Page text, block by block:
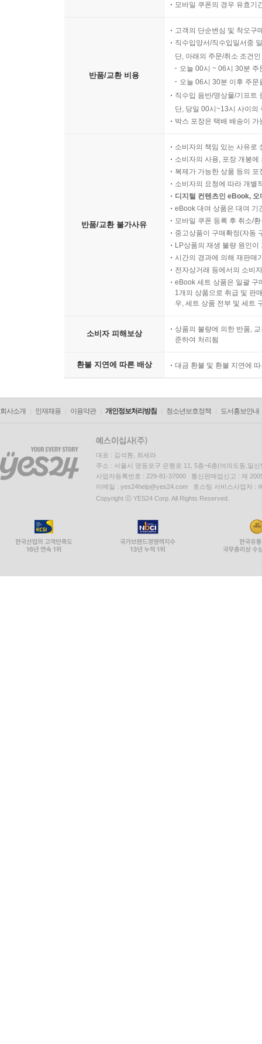
모바일 쿠폰의 경우 유효기
반품/교환 비용
고객의 단순변심 및 착오구
직수입양서/직수입일서중
단, 아래의 주문/취소 조건
오늘 00시 ~ 06시 30분
오늘 06시 30분 이후 주
직수입 음반/영상물/기프트
단, 당일 00시~13시 사이의
박스 포장은 택배 배송이
반품/교환 불가사유
소비자의 책임 있는 사유로
소비자의 사용, 포장 개봉
복제가 가능한 상품 등의
소비자의 요청에 따라 개별
디지털 컨텐츠인 eBook,
eBook 대여 상품은 대여 기
모바일 쿠폰 등록 후 취소/
중고상품이 구매확정(자동
LP상품의 재생 불량 원인
시간의 경과에 의해 재판매
전자상거래 등에서의 소비
eBook 세트 상품은 일괄 구
1개의 상품으로 취급 및 판
우, 세트 상품 전부 및 세트
소비자 피해보상
상품의 불량에 의한 반품,
준하여 처리됨
환불 지연에 따른 배상 대금 환불 및 환불 지연에
회사소개 인재채용 이용약관 개인정보처리방침 청소년보호정책 도서홍보안내
대표 : 김석환, 최세라
주소 : 서울시 영등포구 은행로 11, 5층~6층(여의도동,일신
사업자등록번호 : 229-81-37000 통신판매업신고 : 제
이메일 : yes24help@yes24.com 호스팅 서비스사업자 :
Copyright ⓒ YES24 Corp. All Rights Reserved.